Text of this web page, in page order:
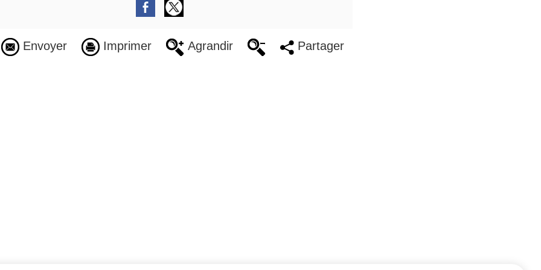
Envoyer Imprimer Agrandir Partager